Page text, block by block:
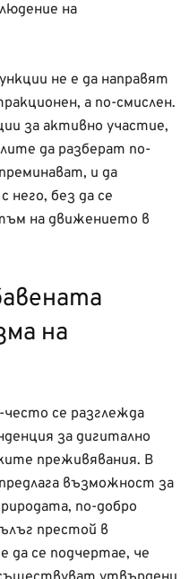
на
не е да направят
а по-смислен.
за активно участие,
да разберат по-
и да
него, без да се
на движението в
на
се разглежда
за дигитално
преживявания. В
възможност за
по-добро
престой в
да се подчертае, че